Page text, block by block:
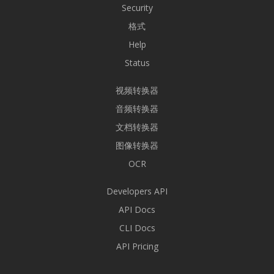
Security
格式
Help
Status
视频转换器
音频转换器
文档转换器
图像转换器
OCR
Developers API
API Docs
CLI Docs
API Pricing